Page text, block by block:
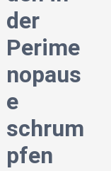
der
Perime
nopaus
e
schrum
pfen